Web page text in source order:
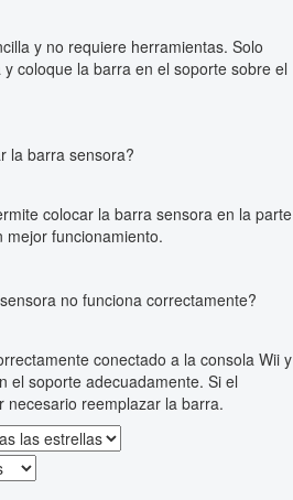
y no requiere herramientas. Solo
coloque la barra en el soporte sobre el
la barra sensora?
colocar la barra sensora en la parte
funcionamiento.
no funciona correctamente?
conectado a la consola Wii y
el soporte adecuadamente. Si el
reemplazar la barra.